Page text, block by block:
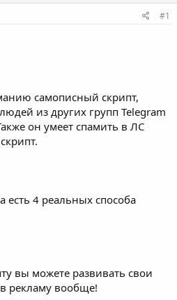
#1
самописный скрипт,
из других групп Telegram
он умеет спамить в ЛС
есть 4 реальных способа
вы можете развивать свои
рекламу вообще!